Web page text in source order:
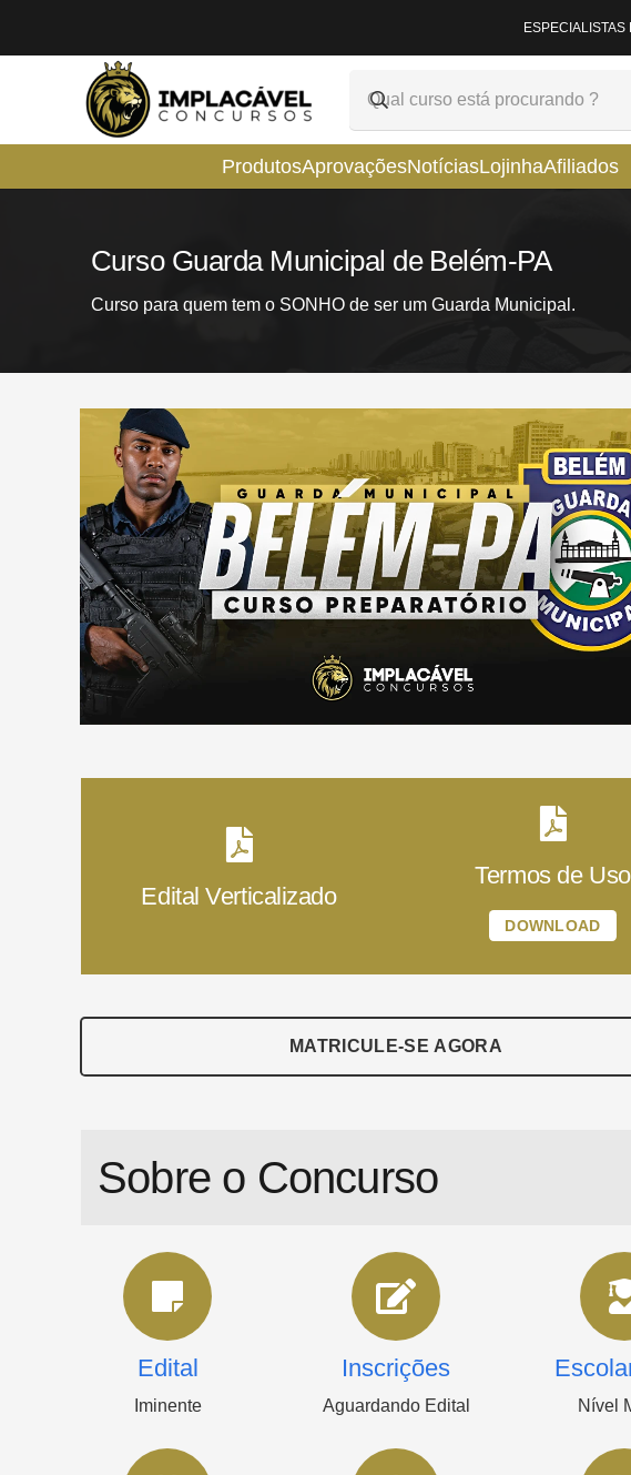
ProdutosAprovaçõesNotíciasLojinhaAfiliados
Curso Guarda Municipal de Belém-PA
Curso para quem tem o SONHO de ser um Guarda Municipal.
Edital Verticalizado
Termos de Uso
DOWNLOAD
MATRICULE-SE AGORA
Sobre o Concurso
Edital
Iminente
Inscrições
Aguardando Edital Nível